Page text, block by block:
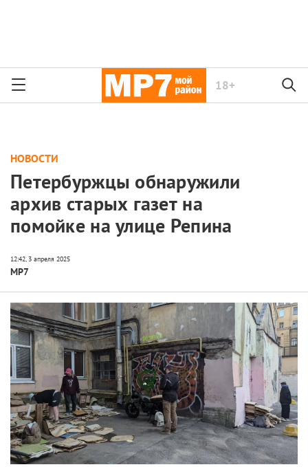
18+
НОВОСТИ
Петербуржцы обнаружили
архив старых газет на
помойке на улице Репина
МР7